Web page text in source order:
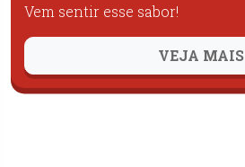
Vem sentir esse sabor!
VEJA MAIS